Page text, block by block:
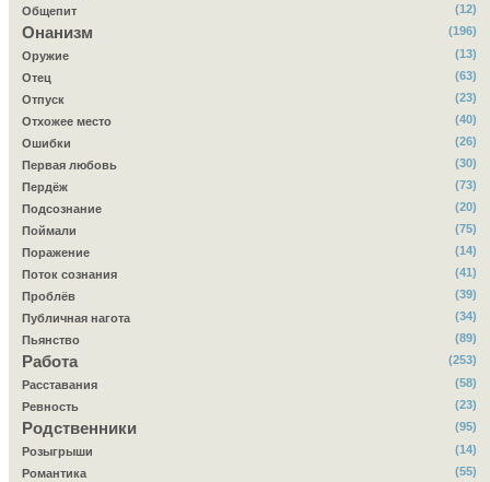
Общепит
(12)
Онанизм
(196)
Оружие
(13)
Отец
(63)
Отпуск
(23)
Отхожее место
(40)
Ошибки
(26)
Первая любовь
(30)
Пердёж
(73)
Подсознание
(20)
Поймали
(75)
Поражение
(14)
Поток сознания
(41)
Проблёв
(39)
Публичная нагота
(34)
Пьянство
(89)
Работа
(253)
Расставания
(58)
Ревность
(23)
Родственники
(95)
Розыгрыши
(14)
Романтика
(55)